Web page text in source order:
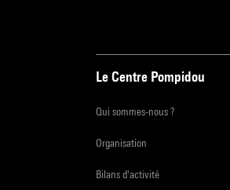
Le Centre Pompidou
Qui sommes-nous ?
Organisation
Bilans d'activité